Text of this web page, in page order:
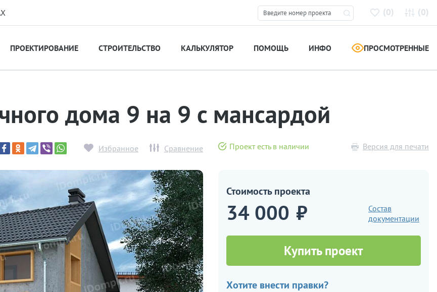
(0) (0)
ПРОЕКТИРОВАНИЕ СТРОИТЕЛЬСТВО КАЛЬКУЛЯТОР ПОМОЩЬ ИНФО ПРОСМОТРЕННЫЕ
дома 9 на 9 с мансардой
Избранное Сравнение Проект есть в наличии Версия для печати
Стоимость проекта
34 000 ₽
Состав
документации
Купить проект
Хотите внести правки?